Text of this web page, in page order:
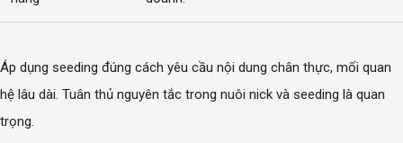
Áp dụng seeding đúng cách yêu cầu nội dung chân thực, mối quan
hệ lâu dài. Tuân thủ nguyên tắc trong nuôi nick và seeding là quan
trọng.